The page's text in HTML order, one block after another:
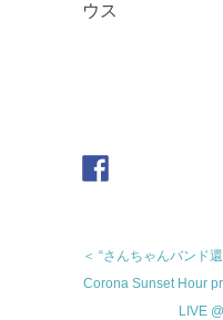
ウス
＜ “さんちゃんバンド
Corona Sunset Hour
LIVE